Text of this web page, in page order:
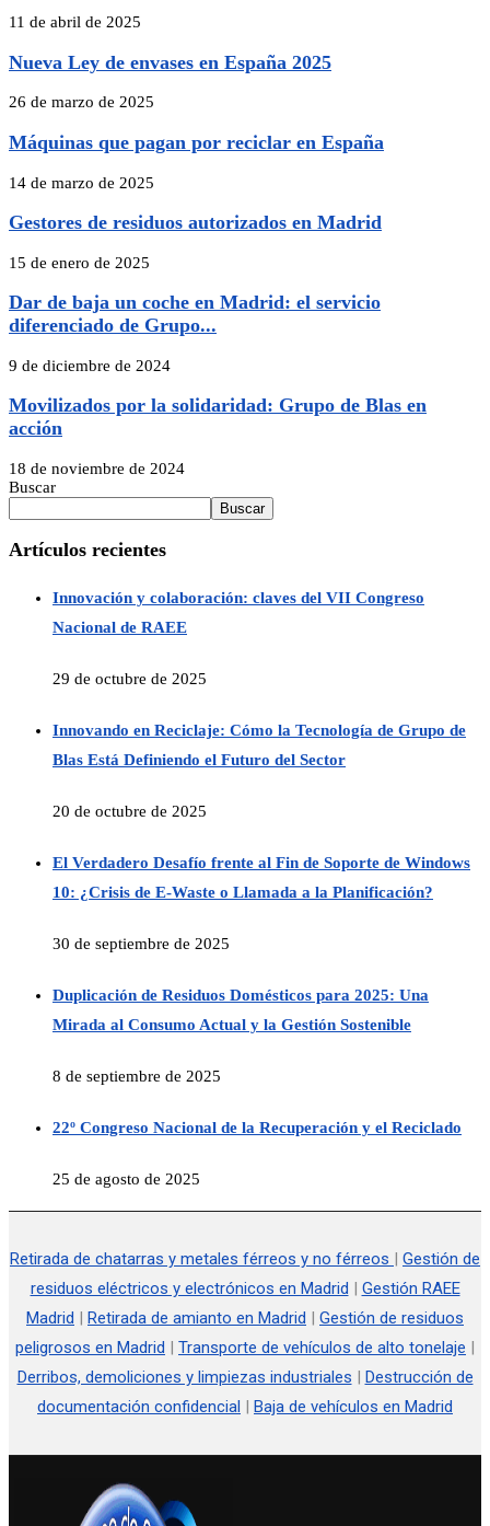
11 de abril de 2025
Nueva Ley de envases en España 2025
26 de marzo de 2025
Máquinas que pagan por reciclar en España
14 de marzo de 2025
Gestores de residuos autorizados en Madrid
15 de enero de 2025
Dar de baja un coche en Madrid: el servicio
diferenciado de Grupo...
9 de diciembre de 2024
Movilizados por la solidaridad: Grupo de Blas en
acción
18 de noviembre de 2024
Buscar
Buscar
Artículos recientes
Innovación y colaboración: claves del VII Congreso
Nacional de RAEE
29 de octubre de 2025
Innovando en Reciclaje: Cómo la Tecnología de Grupo de
Blas Está Definiendo el Futuro del Sector
20 de octubre de 2025
El Verdadero Desafío frente al Fin de Soporte de Windows
10: ¿Crisis de E-Waste o Llamada a la Planificación?
30 de septiembre de 2025
Duplicación de Residuos Domésticos para 2025: Una
Mirada al Consumo Actual y la Gestión Sostenible
8 de septiembre de 2025
22º Congreso Nacional de la Recuperación y el Reciclado
25 de agosto de 2025
Retirada de chatarras y metales férreos y no férreos | Gestión de
residuos eléctricos y electrónicos en Madrid | Gestión RAEE
Madrid | Retirada de amianto en Madrid | Gestión de residuos
peligrosos en Madrid | Transporte de vehículos de alto tonelaje |
Derribos, demoliciones y limpiezas industriales | Destrucción de
documentación confidencial | Baja de vehículos en Madrid